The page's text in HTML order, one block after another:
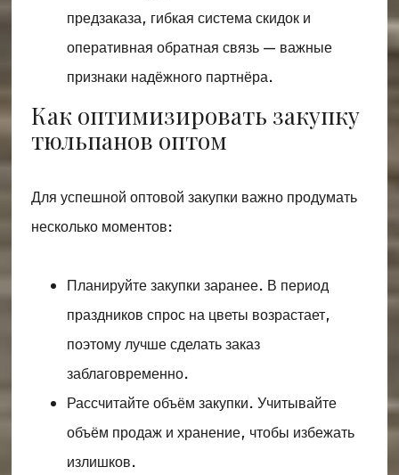
предзаказа, гибкая система скидок и
оперативная обратная связь — важные
признаки надёжного партнёра.
Как оптимизировать закупку
тюльпанов оптом
Для успешной оптовой закупки важно продумать
несколько моментов:
Планируйте закупки заранее. В период
праздников спрос на цветы возрастает,
поэтому лучше сделать заказ
заблаговременно.
Рассчитайте объём закупки. Учитывайте
объём продаж и хранение, чтобы избежать
излишков.